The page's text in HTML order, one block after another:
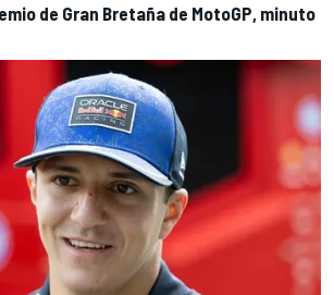
de Gran Bretaña de MotoGP, minuto